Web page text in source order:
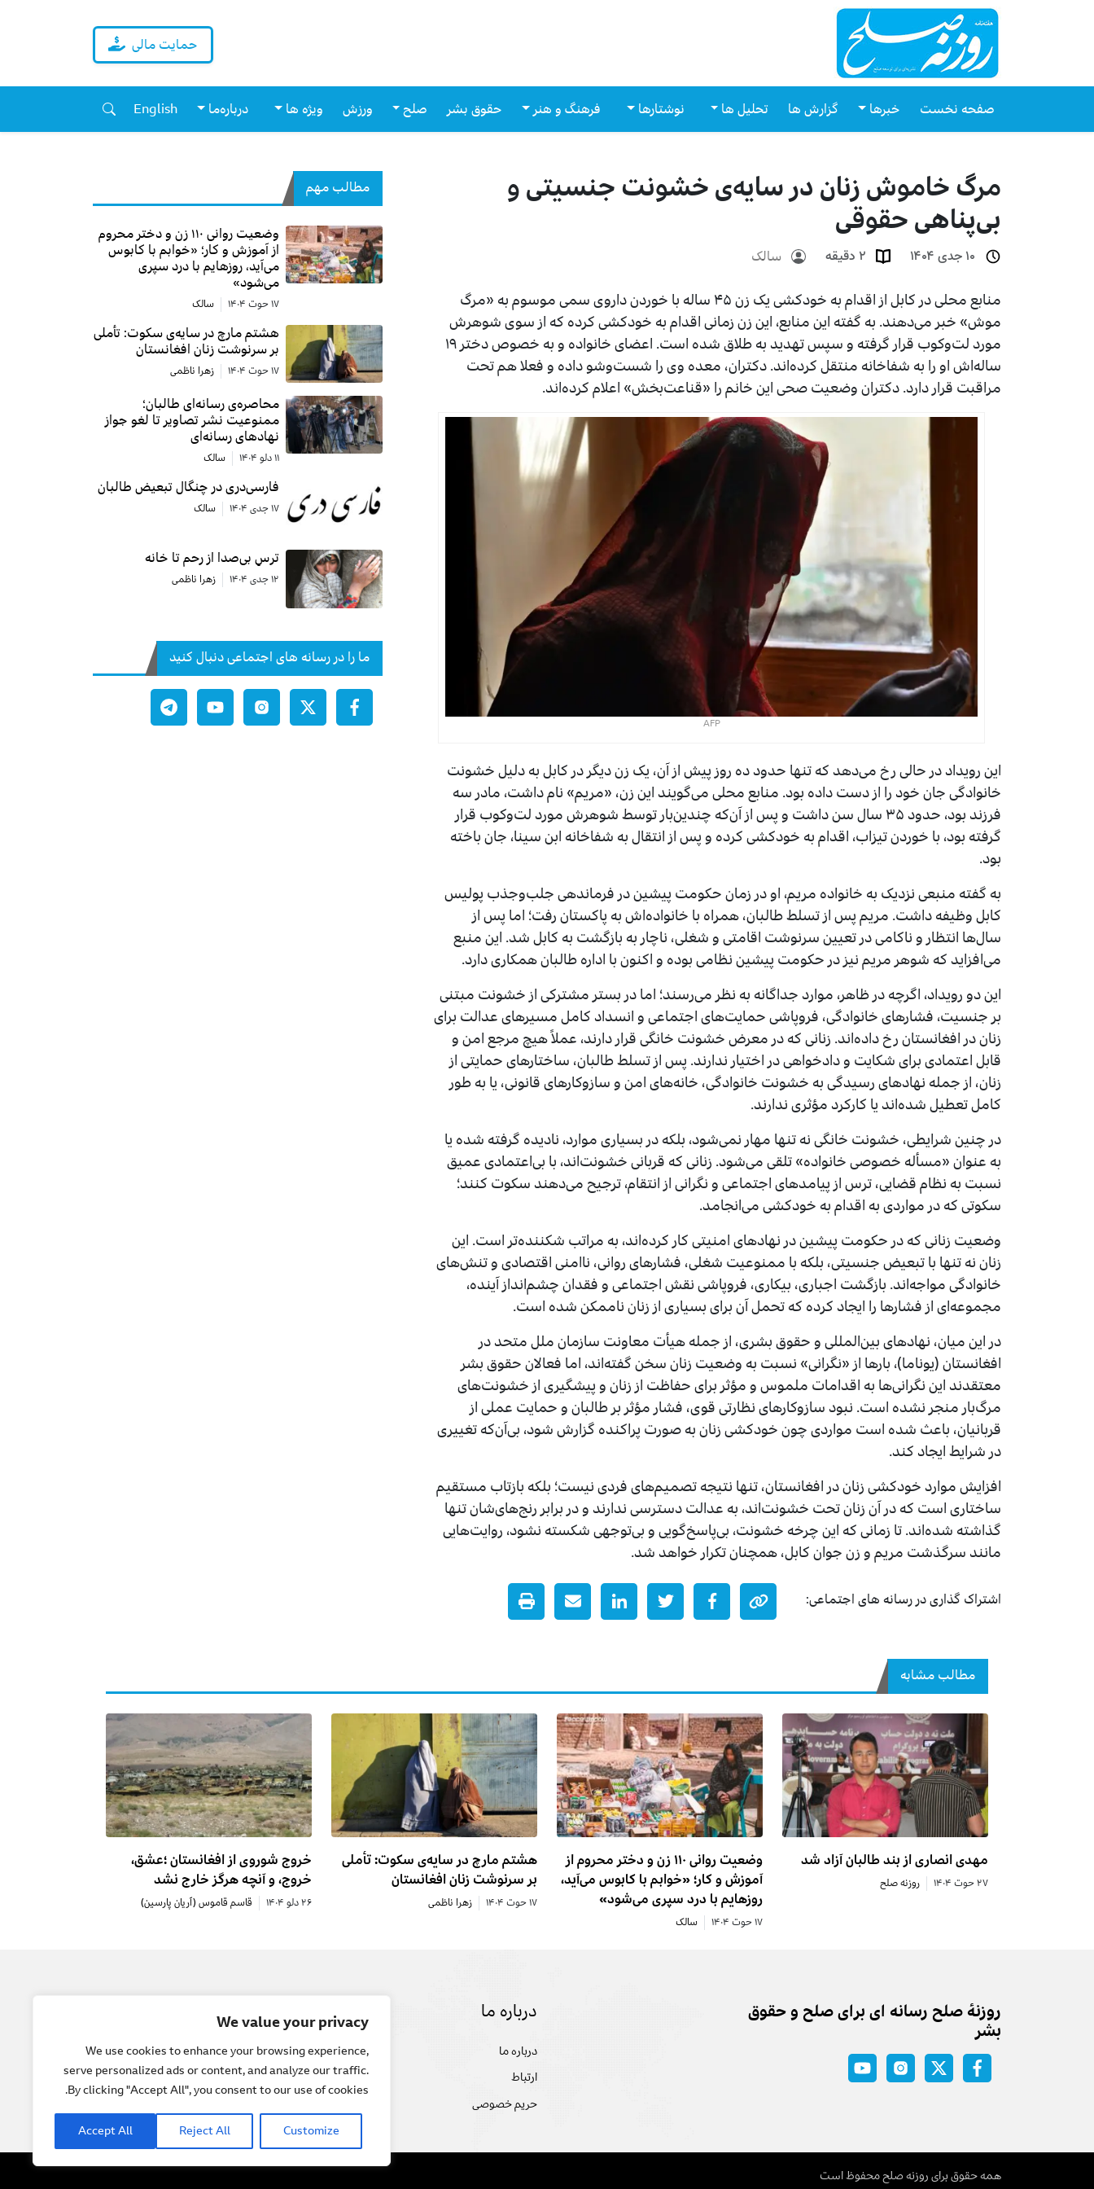
We value your privacy
We use cookies to enhance your browsing experience,
serve personalized ads or content, and analyze our traffic.
By clicking "Accept All", you consent to our use of cookies.
Customize
Reject All
Accept All
حمایت مالی
صفحه نخست خبرها گزارش ها تحلیل ها نوشتارها فرهنگ و هنر حقوق بشر صلح ورزش ویژه ها درباره‌ما English
مرگ خاموش زنان در سایه‌ی خشونت جنسیتی و
بی‌پناهی حقوقی
۱۰ جدی ۱۴۰۴ ۲ دقیقه سالک
منابع محلی در کابل از اقدام به خودکشی یک زن ۴۵ ساله با خوردن داروی سمی موسوم به «مرگ
موش» خبر می‌دهند. به گفته این منابع، این زن زمانی اقدام به خودکشی کرده که از سوی شوهرش
مورد لت‌وکوب قرار گرفته و سپس تهدید به طلاق شده است. اعضای خانواده و به خصوص دختر ۱۹
ساله‌اش او را به شفاخانه منتقل کرده‌اند. دکتران، معده وی را شست‌وشو داده و فعلا هم تحت
مراقبت قرار دارد. دکتران وضعیت صحی‌ این خانم را «قناعت‌بخش» اعلام کرده‌اند.
AFP
این رویداد در حالی رخ می‌دهد که تنها حدود ده روز پیش از آن، یک زن دیگر در کابل به ‌دلیل خشونت
خانوادگی جان خود را از دست داده بود. منابع محلی می‌گویند این زن، «مریم» نام داشت، مادر سه
فرزند بود، حدود ۳۵ سال سن داشت و پس از آن‌که چندین‌بار توسط شوهرش مورد لت‌وکوب قرار
گرفته بود، با خوردن تیزاب، اقدام به خودکشی کرده و پس از انتقال به شفاخانه ابن سینا، جان باخته
بود.
به گفته منبعی نزدیک به خانواده مریم، او در زمان حکومت پیشین در فرماندهی جلب‌وجذب پولیس
کابل وظیفه داشت. مریم پس از تسلط طالبان، همراه با خانواده‌اش به پاکستان رفت؛ اما پس از
سال‌ها انتظار و ناکامی در تعیین سرنوشت اقامتی و شغلی، ناچار به بازگشت به کابل شد. این منبع
می‌افزاید که شوهر مریم نیز در حکومت پیشین نظامی بوده و اکنون با اداره طالبان همکاری دارد.
این دو رویداد، اگرچه در ظاهر، موارد جداگانه به نظر می‌رسند؛ اما در بستر مشترکی از خشونت مبتنی
بر جنسیت، فشارهای خانوادگی، فروپاشی حمایت‌های اجتماعی و انسداد کامل مسیرهای عدالت برای
زنان در افغانستان رخ داده‌اند. زنانی که در معرض خشونت خانگی قرار دارند، عملاً هیچ مرجع امن و
قابل اعتمادی برای شکایت و دادخواهی در اختیار ندارند. پس از تسلط طالبان، ساختارهای حمایتی از
زنان، از جمله نهادهای رسیدگی به خشونت خانوادگی، خانه‌های امن و سازوکارهای قانونی، یا به طور
کامل تعطیل شده‌اند یا کارکرد مؤثری ندارند.
در چنین شرایطی، خشونت خانگی نه تنها مهار نمی‌شود، بلکه در بسیاری موارد، نادیده گرفته شده یا
به عنوان «مسأله خصوصی خانواده» تلقی می‌شود. زنانی که قربانی خشونت‌اند، با بی‌اعتمادی عمیق
نسبت به نظام قضایی، ترس از پیامدهای اجتماعی و نگرانی از انتقام، ترجیح می‌دهند سکوت کنند؛
سکوتی که در مواردی به اقدام به خودکشی می‌انجامد.
وضعیت زنانی که در حکومت پیشین در نهادهای امنیتی کار کرده‌اند، به مراتب شکننده‌تر است. این
زنان نه تنها با تبعیض جنسیتی، بلکه با ممنوعیت شغلی، فشارهای روانی، ناامنی اقتصادی و تنش‌های
خانوادگی مواجه‌اند. بازگشت اجباری، بیکاری، فروپاشی نقش اجتماعی و فقدان چشم‌انداز آینده،
مجموعه‌ای از فشارها را ایجاد کرده که تحمل آن برای بسیاری از زنان ناممکن شده است.
در این میان، نهادهای بین‌المللی و حقوق بشری، از جمله هیأت معاونت سازمان ملل متحد در
افغانستان (یوناما)، بارها از «نگرانی» نسبت به وضعیت زنان سخن گفته‌اند، اما فعالان حقوق بشر
معتقدند این نگرانی‌ها به اقدامات ملموس و مؤثر برای حفاظت از زنان و پیشگیری از خشونت‌های
مرگ‌بار منجر نشده است. نبود سازوکارهای نظارتی قوی، فشار مؤثر بر طالبان و حمایت عملی از
قربانیان، باعث شده است مواردی چون خودکشی زنان به صورت پراکنده گزارش شود، بی‌آن‌که تغییری
در شرایط ایجاد کند.
افزایش موارد خودکشی زنان در افغانستان، تنها نتیجه تصمیم‌های فردی نیست؛ بلکه بازتاب مستقیم
ساختاری است که در آن زنان تحت خشونت‌اند، به عدالت دسترسی ندارند و در برابر رنج‌های‌شان تنها
گذاشته شده‌اند. تا زمانی که این چرخه خشونت، بی‌پاسخ‌گویی و بی‌توجهی شکسته نشود، روایت‌هایی
مانند سرگذشت مریم و زن جوان کابل، همچنان تکرار خواهد شد.
اشتراک گذاری در رسانه های اجتماعی:
مطالب مهم
وضعیت روانی ۱۱۰ زن و دختر محروم
از آموزش و کار؛ «خوابم با کابوس
می‌آید، روزهایم با درد سپری
می‌شود»
۱۷ حوت ۱۴۰۴ سالک
هشتم مارچ در سایه‌ی سکوت: تأملی
بر سرنوشت زنان افغانستان
۱۷ حوت ۱۴۰۴ زهرا ناظمی
محاصره‌ی رسانه‌ای طالبان؛
ممنوعیت نشر تصاویر تا لغو جواز
نهادهای رسانه‌ای
۱۱ دلو ۱۴۰۴ سالک
فارسی‌دری در چنگال تبعیض طالبان
۱۷ جدی ۱۴۰۴ سالک
ترسِ بی‌صدا از رحم تا خانه
۱۲ جدی ۱۴۰۴ زهرا ناظمی
ما را در رسانه های اجتماعی دنبال کنید
مطالب مشابه
مهدی انصاری از بند طالبان آزاد شد
۲۷ حوت ۱۴۰۴ روزنه صلح
وضعیت روانی ۱۱۰ زن و دختر محروم از
آموزش و کار؛ «خوابم با کابوس می‌آید،
روزهایم با درد سپری می‌شود»
۱۷ حوت ۱۴۰۴ سالک
هشتم مارچ در سایه‌ی سکوت: تأملی
بر سرنوشت زنان افغانستان
۱۷ حوت ۱۴۰۴ زهرا ناظمی
خروج شوروی از افغانستان ؛عشق،
خروج، و آنچه هرگز خارج نشد
۲۶ دلو ۱۴۰۴ قاسم قاموس (آریان پارسین)
روزنه‌ٔ صلح رسانه ای برای صلح و حقوق
بشر
درباره ما
درباره ما
ارتباط
حریم خصوصی
سخن ما
تحلیل ها
جامعه
صلح
حقوق بشر
همه حقوق برای روزنه صلح محفوظ است